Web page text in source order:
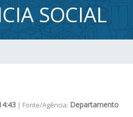
SOCIAL
| Fonte/Agência: Departamento